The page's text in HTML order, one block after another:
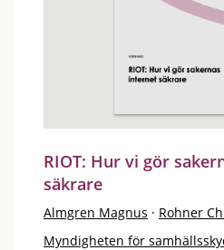
RIOT: Hur vi gör
säkrare
Almgren Magnus · Rohner
Myndigheten för